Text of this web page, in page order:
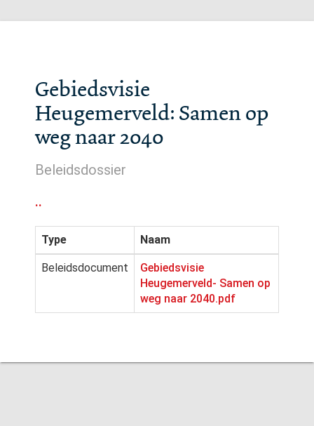
Gebiedsvisie
Heugemerveld: Samen op
weg naar 2040
Beleidsdossier
..
Type Naam
Beleidsdocument
Gebiedsvisie
Heugemerveld- Samen op
weg naar 2040.pdf